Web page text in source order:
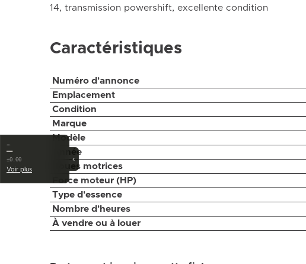
14, transmission powershift, excellente condition
Caractéristiques
Numéro d'annonce
Emplacement
Condition
Marque
Modèle
Année
Roues motrices
Force moteur (HP)
Type d'essence
Nombre d'heures
À vendre ou à louer
‹
…
—
±0.00
Voir plus